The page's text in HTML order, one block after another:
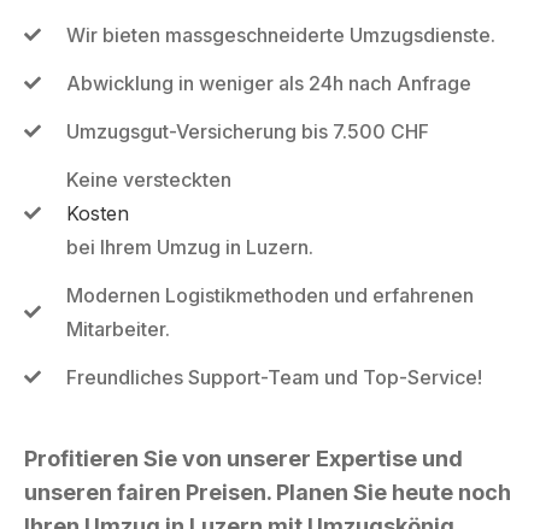
Wir bieten massgeschneiderte Umzugsdienste.
Abwicklung in weniger als 24h nach Anfrage
Umzugsgut-Versicherung bis 7.500 CHF
Keine versteckten
Kosten
bei Ihrem Umzug in Luzern.
Modernen Logistikmethoden und erfahrenen
Mitarbeiter.
Freundliches Support-Team und Top-Service!
Profitieren Sie von unserer Expertise und
unseren fairen Preisen. Planen Sie heute noch